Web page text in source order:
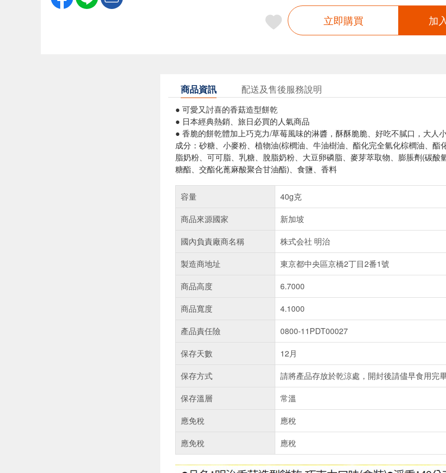
立即購買 加
商品資訊 配送及售後服務說明
● 可愛又討喜的香菇造型餅乾​​
● 日本經典熱銷、旅日必買的人氣商品​​
● 香脆的餅乾體加上巧克力/草莓風味的淋醬，酥酥脆脆、好吃不膩口，大人
成分：砂糖、小麥粉、植物油(棕櫚油、牛油樹油、酯化完全氫化棕櫚油、
脂奶粉、可可脂、乳糖、脫脂奶粉、大豆卵磷脂、麥芽萃取物、膨脹劑(碳
糖酯、交酯化蓖麻酸聚合甘油酯)、食鹽、香料
容量
40g克
商品來源國家
新加坡
國內負責廠商名稱
株式会社 明治
製造商地址
東京都中央區京橋2丁目2番1號
商品高度
6.7000
商品寬度
4.1000
產品責任險
0800-11PDT00027
保存天數
12月
保存方式
請將產品存放於乾涼處，開封後請儘早食用完
保存溫層
常溫
應免稅
應稅
應免稅
應稅